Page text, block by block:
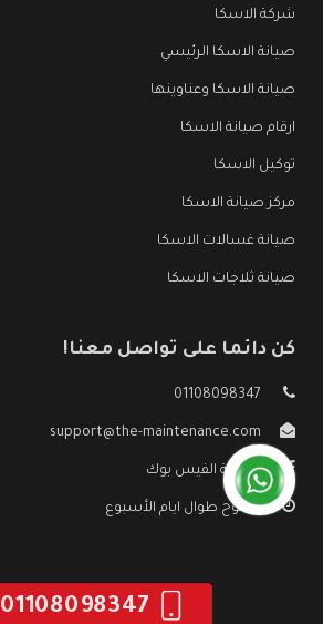
شركة الاسكا
صيانة الاسكا الرئيسي
صيانة الاسكا وعناوينها
ارقام صيانة الاسكا
توكيل الاسكا
مركز صيانة الاسكا
صيانة غسالات الاسكا
صيانة ثلاجات الاسكا
كن دائما على تواصل معنا!
01108098347
support@the-maintenance.com
صفحة الفيس بوك
مفتوح طوال ايام الأسبوع
01108098347